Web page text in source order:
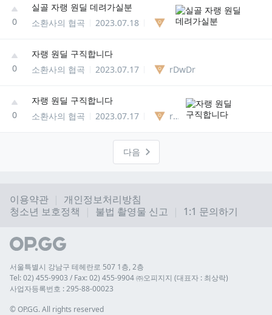
0
실골 자랭 원딜 데려가실분
소환사의 협곡
2023.07.18 rDwDr
0
자랭 원딜 구직합니다
소환사의 협곡
2023.07.17 rDwDr
0
자랭 원딜 구직합니다
소환사의 협곡
2023.07.17 rDwDr
다음
이용약관
개인정보처리방침
청소년 보호정책
불법 촬영물 신고 1:1 문의하기
서울특별시 강남구 테헤란로 507 1층, 2층
Tel: 02) 455-9903 / Fax: 02) 455-9904 ㈜오피지지 (대표자 : 최상락)
사업자등록번호 : 295-88-00023
© OP.GG. All rights reserved